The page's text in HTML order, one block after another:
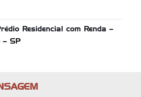
Residencial com Renda –
– SP